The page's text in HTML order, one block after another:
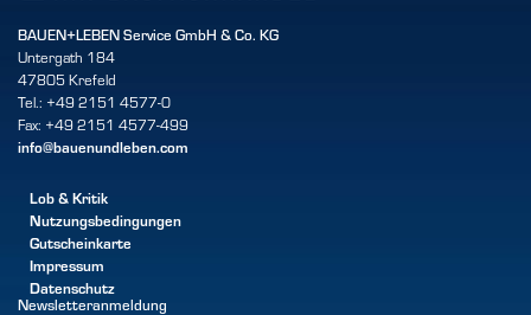
BAUEN+LEBEN Service GmbH & Co. KG
Untergath 184
47805 Krefeld
Tel.: +49 2151 4577-0
Fax: +49 2151 4577-499
info@bauenundleben.com
Lob & Kritik
Nutzungsbedingungen
Gutscheinkarte
Impressum
Datenschutz
Newsletteranmeldung